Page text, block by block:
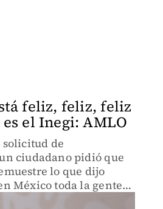
feliz, feliz, feliz
el Inegi: AMLO
solicitud de
ciudadano pidió que
lo que dijo
México toda la gente